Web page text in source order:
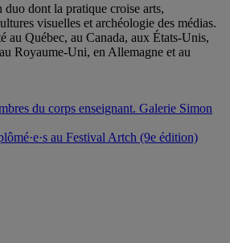
dont la pratique croise arts,
visuelles et archéologie des médias.
au Québec, au Canada, aux États-Unis,
Royaume-Uni, en Allemagne et au
du corps enseignant. Galerie Simon
au Festival Artch (9e édition)